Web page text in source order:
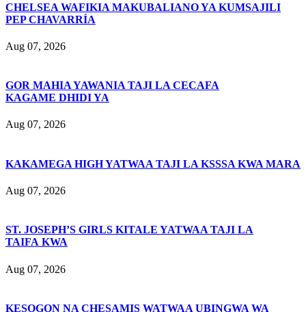
CHELSEA WAFIKIA MAKUBALIANO YA KUMSAJILI
PEP CHAVARRÍA
Aug 07, 2026
GOR MAHIA YAWANIA TAJI LA CECAFA
KAGAME DHIDI YA
Aug 07, 2026
KAKAMEGA HIGH YATWAA TAJI LA KSSSA KWA MARA
Aug 07, 2026
ST. JOSEPH’S GIRLS KITALE YATWAA TAJI LA
TAIFA KWA
Aug 07, 2026
KESOGON NA CHESAMIS WATWAA UBINGWA WA